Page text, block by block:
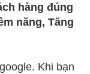
hàng đúng
năng, Tăng
Khi bạn